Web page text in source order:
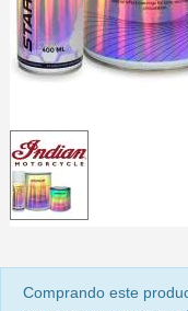
Comprando este